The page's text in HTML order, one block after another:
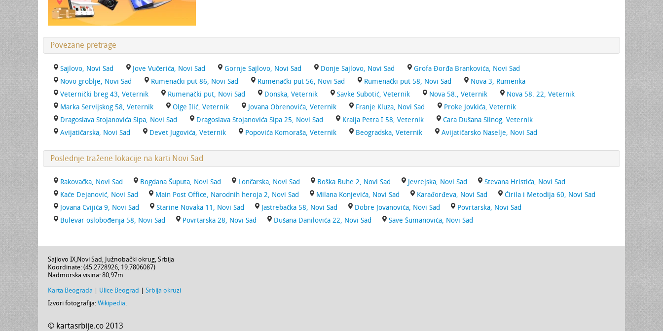
Povezane pretrage
Sajlovo, Novi Sad Jove Vučerića, Novi Sad Gornje Sajlovo, Novi Sad Donje Sajlovo, Novi Sad
Grofa Đorđa Brankovića, Novi Sad
Novo groblje, Novi Sad
Rumenački put 86, Novi Sad Rumenački put 56, Novi Sad Rumenački put 58, Novi Sad
Nova 3, Rumenka
Veternički breg 43, Veternik
Rumenački put, Novi Sad Donska, Veternik Savke Subotić, Veternik Nova 58., Veternik
Nova 58. 22, Veternik
Marka Servijskog 58, Veternik
Olge Ilić, Veternik Jovana Obrenovića, Veternik Franje Kluza, Novi Sad
Proke Jovkića, Veternik
Dragoslava Stojanovića Sipa, Novi Sad
Dragoslava Stojanovića Sipa 25, Novi Sad Kralja Petra I 58, Veternik
Cara Dušana Silnog, Veternik
Avijatičarska, Novi Sad
Devet Jugovića, Veternik Popovića Komoraša, Veternik Beogradska, Veternik Avijatičarsko Naselje, Novi Sad
Poslednje tražene lokacije na karti Novi Sad
Rakovačka, Novi Sad Bogdana Šuputa, Novi Sad Lončarska, Novi Sad Boška Buhe 2, Novi Sad Jevrejska, Novi Sad
Stevana Hristića, Novi Sad
Kaće Dejanović, Novi Sad
Main Post Office, Narodnih heroja 2, Novi Sad Milana Konjevića, Novi Sad Karađorđeva, Novi Sad
Ćirila i Metodija 60, Novi Sad
Jovana Cvijića 9, Novi Sad
Starine Novaka 11, Novi Sad Jastrebačka 58, Novi Sad Dobre Jovanovića, Novi Sad
Povrtarska, Novi Sad
Bulevar oslobođenja 58, Novi Sad
Povrtarska 28, Novi Sad Dušana Danilovića 22, Novi Sad Save Šumanovića, Novi Sad
Sajlovo IX,Novi Sad, Južnobački okrug, Srbija
Koordinate: (45.2728926, 19.7806087)
Nadmorska visina: 80,97m
Karta Beograda Ulice Beograd
Srbija okruzi
Izvori fotografija: Wikipedia.
© kartasrbije.co 2013